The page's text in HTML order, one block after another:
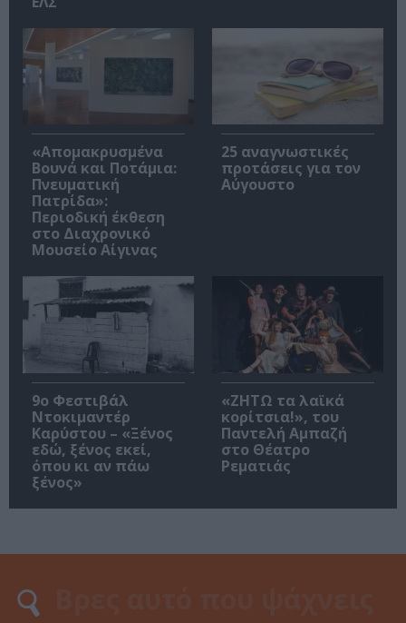
«Απομακρυσμένα
Βουνά και Ποτάμια:
Πνευματική
Πατρίδα»:
Περιοδική έκθεση
στο Διαχρονικό
Μουσείο Αίγινας
25 αναγνωστικές
προτάσεις για τον
Αύγουστο
9ο Φεστιβάλ
Ντοκιμαντέρ
Καρύστου – «Ξένος
εδώ, ξένος εκεί,
όπου κι αν πάω
ξένος»
«ΖΗΤΩ τα λαϊκά
κορίτσια!», του
Παντελή Αμπαζή
στο Θέατρο
Ρεματιάς